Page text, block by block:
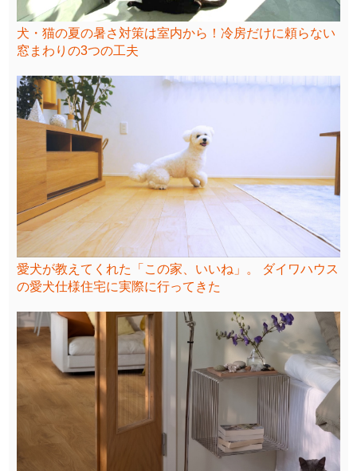
犬・猫の夏の暑さ対策は室内から！冷房だけに頼らない
窓まわりの3つの工夫
愛犬が教えてくれた「この家、いいね」。 ダイワハウス
の愛犬仕様住宅に実際に行ってきた